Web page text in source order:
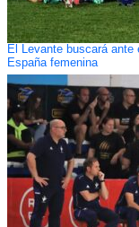
El Levante buscará
España femenina